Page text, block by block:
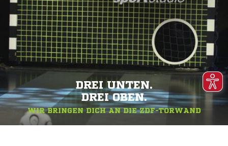
DREI UNTEN.
DREI OBEN.
WIR BRINGEN DICH AN DIE ZDF-TORWAND